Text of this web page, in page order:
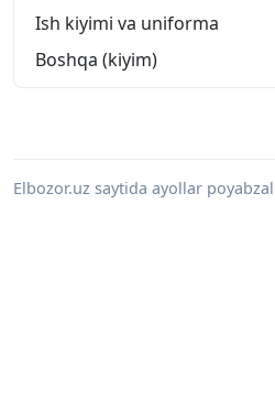
Ish kiyimi va uniforma
Boshqa (kiyim)
Elbozor.uz saytida ayollar